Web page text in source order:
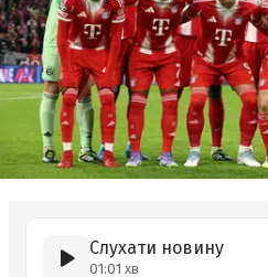
Слухати новину
01:01 хв